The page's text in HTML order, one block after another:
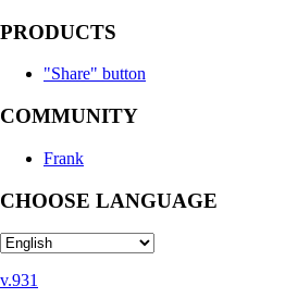
PRODUCTS
"Share" button
COMMUNITY
Frank
CHOOSE LANGUAGE
v.931